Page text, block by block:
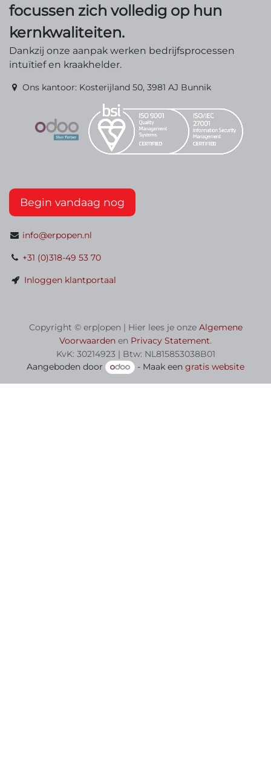
focussen zich volledig op hun
kernkwaliteiten.
Dankzij onze aanpak werken bedrijfsprocessen
intuïtief en kraakhelder.
Ons kantoor: Kosterijland 50, 3981 AJ Bunnik
Begin vandaag nog
info@erpopen.nl
+31 (0)318-49 53 70
Inloggen klantportaal
Copyright © erp|open | Hier lees je onze Algemene
Voorwaarden en Privacy Statement.
KvK: 30214923 | Btw: NL815853038B01
Aangeboden door
- Maak een gratis website